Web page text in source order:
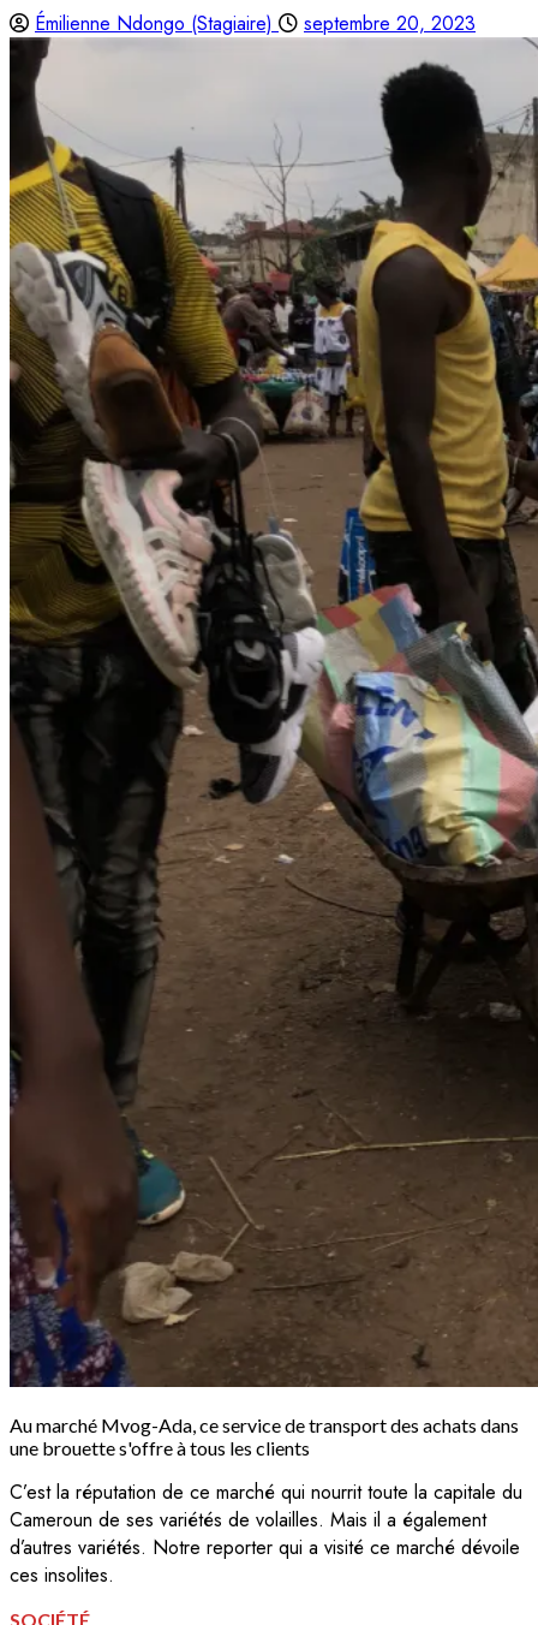
Émilienne Ndongo (Stagiaire) septembre 20, 2023
Au marché Mvog-Ada, ce service de transport des achats dans
une brouette s'offre à tous les clients
C’est la réputation de ce marché qui nourrit toute la capitale du
Cameroun de ses variétés de volailles. Mais il a également
d’autres variétés. Notre reporter qui a visité ce marché dévoile
ces insolites.
SOCIÉTÉ